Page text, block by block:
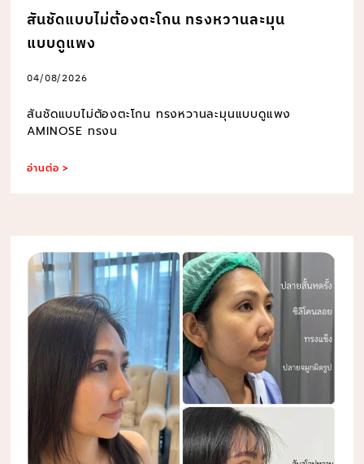
สันชัดแบบไม่ต้องตะโกน ทรงหวานละมุน
แบบดูแพง
04/08/2026
สันชัดแบบไม่ต้องตะโกน ทรงหวานละมุนแบบดูแพง
AMINOSE ทรงน
อ่านต่อ >